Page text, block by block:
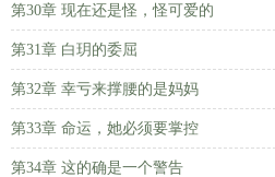
第30章 现在还是怪，怪可爱的
第31章 白玥的委屈
第32章 幸亏来撑腰的是妈妈
第33章 命运，她必须要掌控
第34章 这的确是一个警告